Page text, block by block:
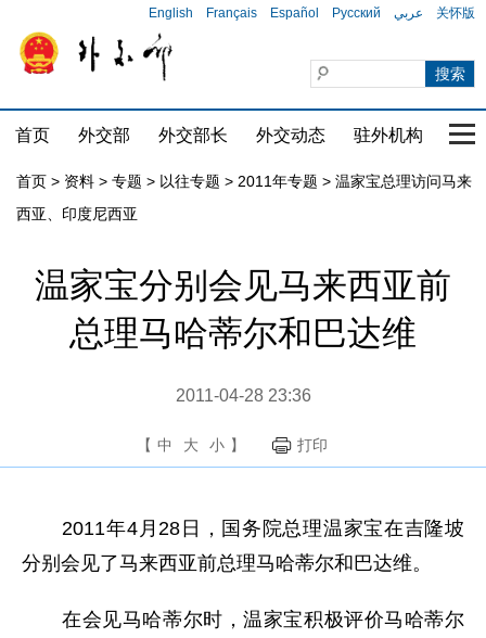
English Français Español Русский عربي 关怀版
首页 外交部 外交部长 外交动态 驻外机构 国
首页 > 资料 > 专题 > 以往专题 > 2011年专题 > 温家宝总理访问马来
西亚、印度尼西亚
温家宝分别会见马来西亚前
总理马哈蒂尔和巴达维
2011-04-28 23:36
【 中 大 小 】 打印
2011年4月28日，国务院总理温家宝在吉隆坡
分别会见了马来西亚前总理马哈蒂尔和巴达维。
在会见马哈蒂尔时，温家宝积极评价马哈蒂尔